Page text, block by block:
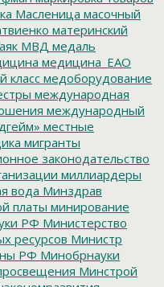
Масленица масочный
материнский
МВД медаль
медицина_ЕАО
класс медоборудование
международная
международный
местные
мигранты
законодательство
миллиардеры
вода Минздрав
платы минирование
РФ Министерство
ресурсов Министр
РФ Минобрнауки
Минстрой